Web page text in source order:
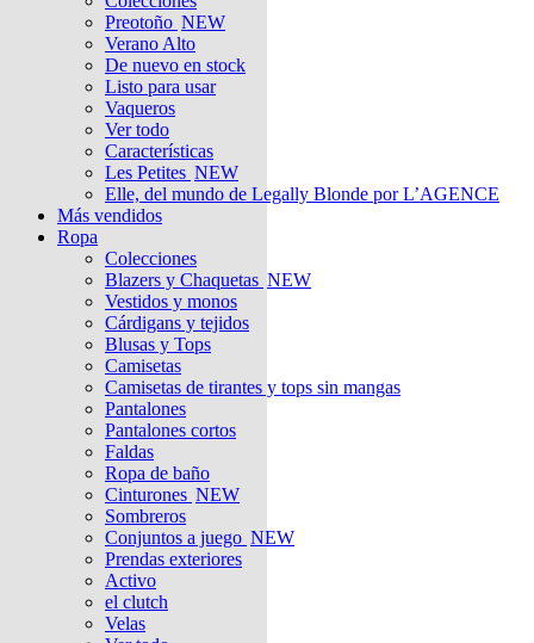
Preotoño NEW
Verano Alto
De nuevo en stock
Listo para usar
Vaqueros
Ver todo
Características
Les Petites NEW
Elle, del mundo de Legally Blonde por L’AGENCE
Más vendidos
Ropa
Colecciones
Blazers y Chaquetas NEW
Vestidos y monos
Cárdigans y tejidos
Blusas y Tops
Camisetas
Camisetas de tirantes y tops sin mangas
Pantalones
Pantalones cortos
Faldas
Ropa de baño
Cinturones NEW
Sombreros
Conjuntos a juego NEW
Prendas exteriores
Activo
el clutch
Velas